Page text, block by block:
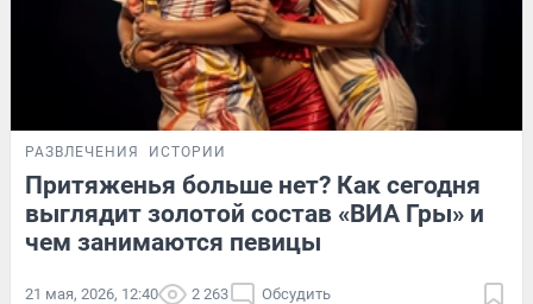
РАЗВЛЕЧЕНИЯ ИСТОРИИ
Притяженья больше нет? Как сегодня
выглядит золотой состав «ВИА Гры» и
чем занимаются певицы
21 мая, 2026, 12:40 2 263 Обсудить